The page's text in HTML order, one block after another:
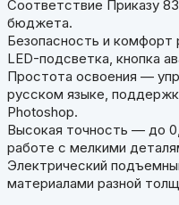
Соответствие Приказу
бюджета.
Безопасность и комфорт
LED-подсветка, кнопка
Простота освоения —
русском языке,
Photoshop.
Высокая точность — до
работе с мелкими
Электрический
материалами разной